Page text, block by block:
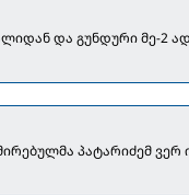
და გუნდური მე-2
პატარიძემ